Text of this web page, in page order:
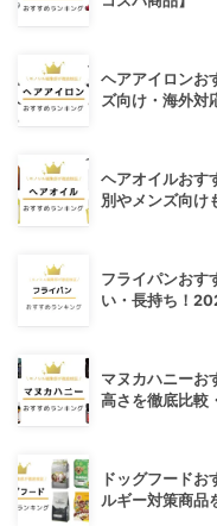
ヘアアイロンお
ズ向け・海外対
ヘアオイルおす
別やメンズ向け
フライパンおす
い・長持ち！
マヌカハニーお
高さを徹底比較
ドッグフード
ルギー対策商品